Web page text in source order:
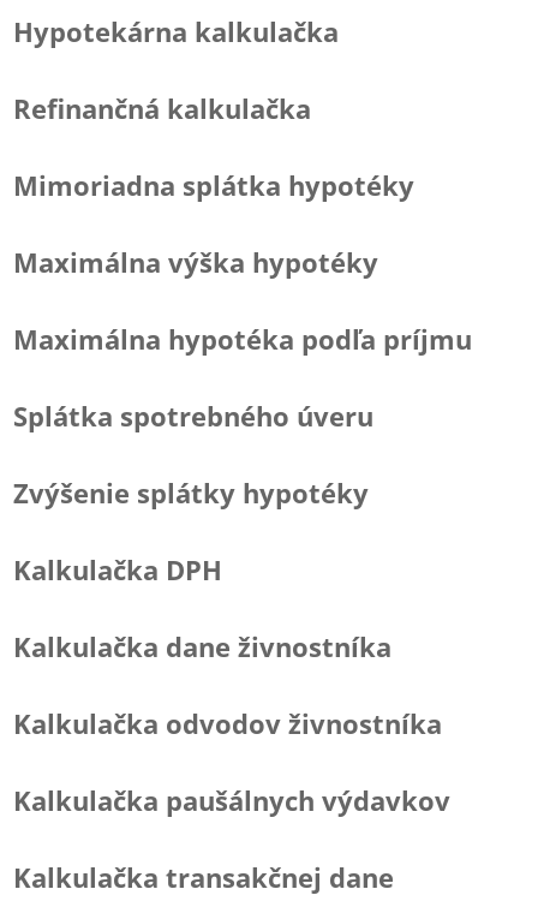
Hypotekárna kalkulačka
Refinančná kalkulačka
Mimoriadna splátka hypotéky
Maximálna výška hypotéky
Maximálna hypotéka podľa príjmu
Splátka spotrebného úveru
Zvýšenie splátky hypotéky
Kalkulačka DPH
Kalkulačka dane živnostníka
Kalkulačka odvodov živnostníka
Kalkulačka paušálnych výdavkov
Kalkulačka transakčnej dane